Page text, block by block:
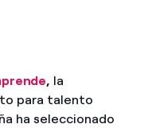
, la
para talento
ha seleccionado